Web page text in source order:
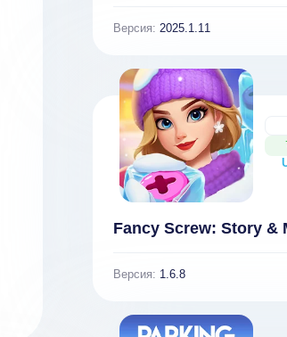
Версия: 2025.1.11
Fancy Screw: Story &
Версия: 1.6.8